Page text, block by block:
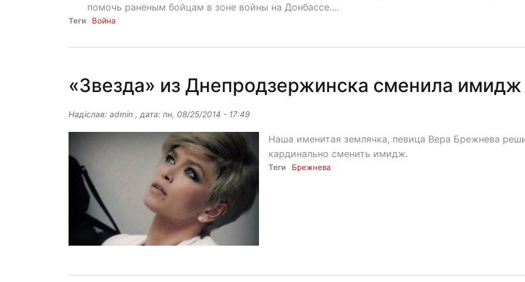
помочь раненым бойцам в зоне войны на Донбассе....
Теги Война
«Звезда» из Днепродзержинска сменила имидж
Надіслав: admin , дата: пн, 08/25/2014 - 17:49
Наша именитая землячка, певица Вера Брежнева
кардинально сменить имидж.
Теги Брежнева